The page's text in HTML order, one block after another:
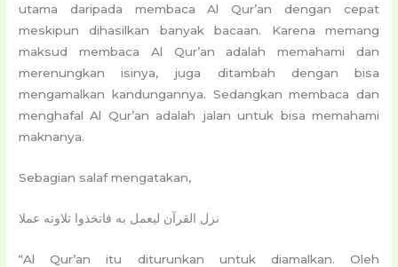
utama daripada membaca Al Qur’an dengan cepat
meskipun dihasilkan banyak bacaan. Karena memang
maksud membaca Al Qur’an adalah memahami dan
merenungkan isinya, juga ditambah dengan bisa
mengamalkan kandungannya. Sedangkan membaca dan
menghafal Al Qur’an adalah jalan untuk bisa memahami
maknanya.
Sebagian salaf mengatakan,
نزل القرآن ليعمل به فاتخذوا تلاوته عملا
“Al Qur’an itu diturunkan untuk diamalkan. Oleh